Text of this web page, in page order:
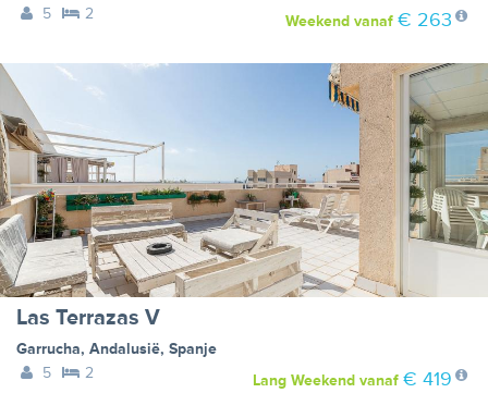
5
2 Weekendvanaf € 263
Las Terrazas V
Garrucha, Andalusië, Spanje
5
2 Lang Weekendvanaf € 419